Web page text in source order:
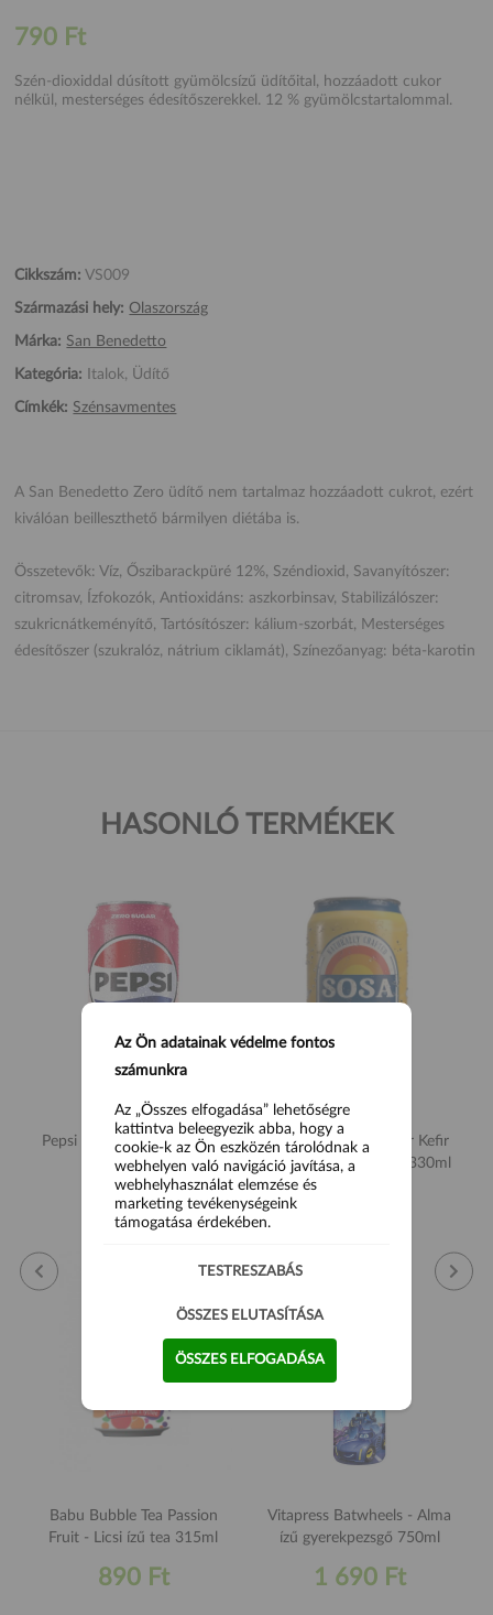
790 Ft
Szén-dioxiddal dúsított gyümölcsízű üdítőital, hozzáadott cukor
nélkül, mesterséges édesítőszerekkel. 12 % gyümölcstartalommal.
Cikkszám: VS009
Származási hely: Olaszország
Márka: San Benedetto
Kategória: Italok, Üdítő
Címkék: Szénsavmentes
A San Benedetto Zero üdítő nem tartalmaz hozzáadott cukrot, ezért
kiválóan beilleszthető bármilyen diétába is.
Összetevők: Víz, Őszibarackpüré 12%, Széndioxid, Savanyítószer:
citromsav, Ízfokozók, Antioxidáns: aszkorbinsav, Stabilizálószer:
szukricnátkeményítő, Tartósítószer: kálium-szorbát, Mesterséges
édesítőszer (szukralóz, nátrium ciklamát), Színezőanyag: béta-karotin
HASONLÓ TERMÉKEK
Pepsi Eper és tejszín 330ml
990 Ft
Babu Bubble Tea Passion
Fruit - Licsi ízű tea 315ml
890 Ft
Sosa the Soda Water Kefir
golgotagyümölcs ízű 330ml
Vitapress Batwheels - Alma
ízű gyerekpezsgő 750ml
1 690 Ft
Az Ön adatainak védelme fontos
számunkra
Az „Összes elfogadása” lehetőségre
kattintva beleegyezik abba, hogy a
cookie-k az Ön eszközén tárolódnak a
webhelyen való navigáció javítása, a
webhelyhasználat elemzése és
marketing tevékenységeink
támogatása érdekében.
TESTRESZABÁS
ÖSSZES ELUTASÍTÁSA
ÖSSZES ELFOGADÁSA